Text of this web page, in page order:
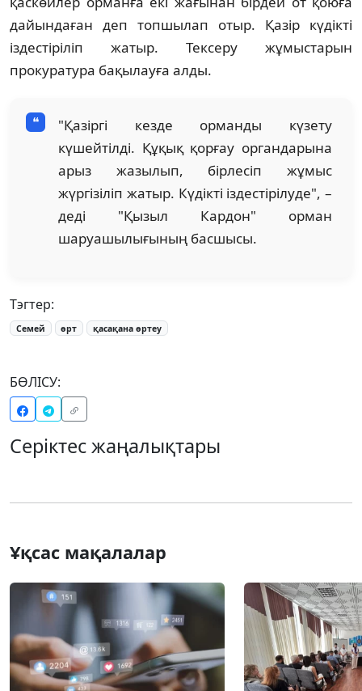
дайындаған деп топшылап отыр. Қазір күдікті
іздестіріліп жатыр. Тексеру жұмыстарын
прокуратура бақылауға алды.
"Қазіргі кезде орманды күзету
күшейтілді. Құқық қорғау органдарына
арыз жазылып, бірлесіп жұмыс
жүргізіліп жатыр. Күдікті іздестірілуде", –
деді "Қызыл Кардон" орман
шаруашылығының басшысы.
Тэгтер:
Семей өрт қасақана өртеу
БӨЛІСУ:
Серіктес жаңалықтары
Ұқсас мақалалар